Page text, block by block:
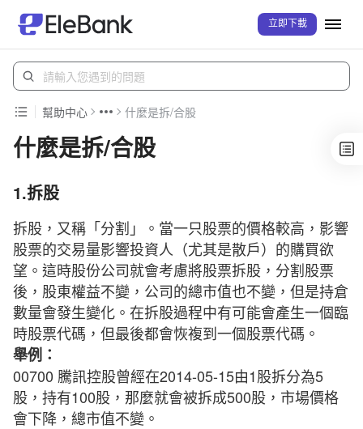
立即下載
幫助中心 什麼是拆/合股
什麼是拆/合股
1.拆股
拆股，又稱「分割」。當一只股票的價格較高，影響
股票的交易量影響投資人（尤其是散戶）的購買欲
望。這時股份公司就會考慮將股票拆股，分割股票
後，股東權益不變，公司的總市值也不變，但是持倉
數量會發生變化。在拆股過程中有可能會產生一個臨
時股票代碼，但最後都會恢複到一個股票代碼。
舉例：
00700 騰訊控股曾經在2014-05-15由1股拆分為5
股，持有100股，那麼就會被拆成500股，市場價格
會下降，總市值不變。